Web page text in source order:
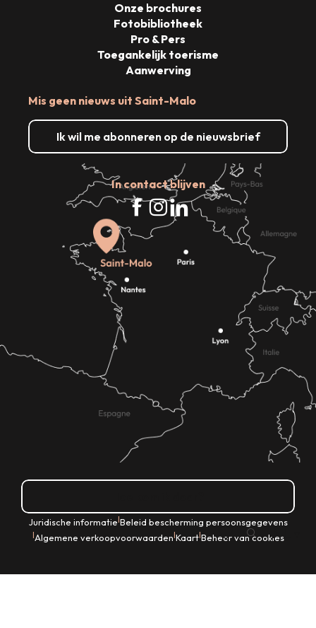
NL
Mis geen nieuws uit Saint-Malo
Ik wil me abonneren op de nieuwsbrief
In contact blijven
Onze brochures
Fotobibliotheek
Pro & Pers
Toegankelijk toerisme
Aanwerving
Juridische informatie|Beleid bescherming persoonsgegevens
|Algemene verkoopvoorwaarden|Kaart|Beheer van cookies